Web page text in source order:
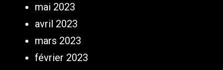
mai 2023
avril 2023
mars 2023
février 2023